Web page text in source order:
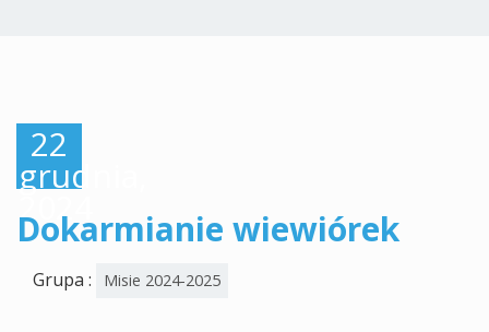
22
grudnia,
2024
Dokarmianie wiewiórek
Grupa : Misie 2024-2025